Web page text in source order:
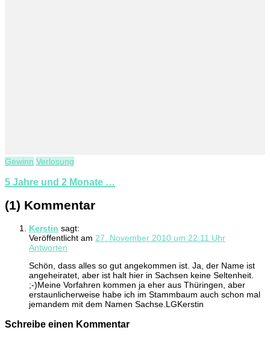
Gewinn Verlosung
5 Jahre und 2 Monate …
(1) Kommentar
Kerstin sagt:
Veröffentlicht am 27. November 2010 um 22:11 Uhr
Antworten
Schön, dass alles so gut angekommen ist. Ja, der Name ist
angeheiratet, aber ist halt hier in Sachsen keine Seltenheit.
;-)Meine Vorfahren kommen ja eher aus Thüringen, aber
erstaunlicherweise habe ich im Stammbaum auch schon mal
jemandem mit dem Namen Sachse.LGKerstin
Schreibe einen Kommentar